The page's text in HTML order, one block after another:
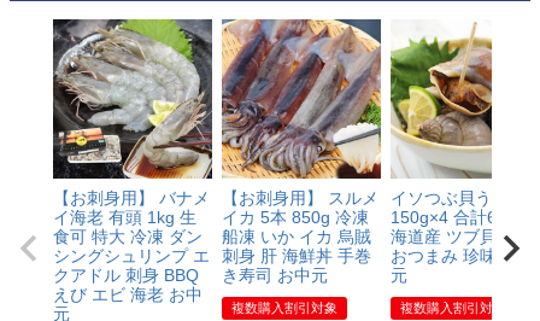
【お刺身用】 バナメ
イ海老 有頭 1kg 生
食可 特大 冷凍 ダン
シングシュリンプ エ
クアドル 刺身 BBQ
えび エビ 海老 お中
元
【お刺身用】 スルメ
イカ 5本 850g 冷凍
船凍 いか イカ 烏賊
刺身 肝 海鮮丼 手巻
き寿司 お中元
複数購入割引対象
イソつぶ貝うま煮
150g×4 合計600g
海道産 ツブ貝 冷凍
おつまみ 珍味 お中
元
複数購入割引対象